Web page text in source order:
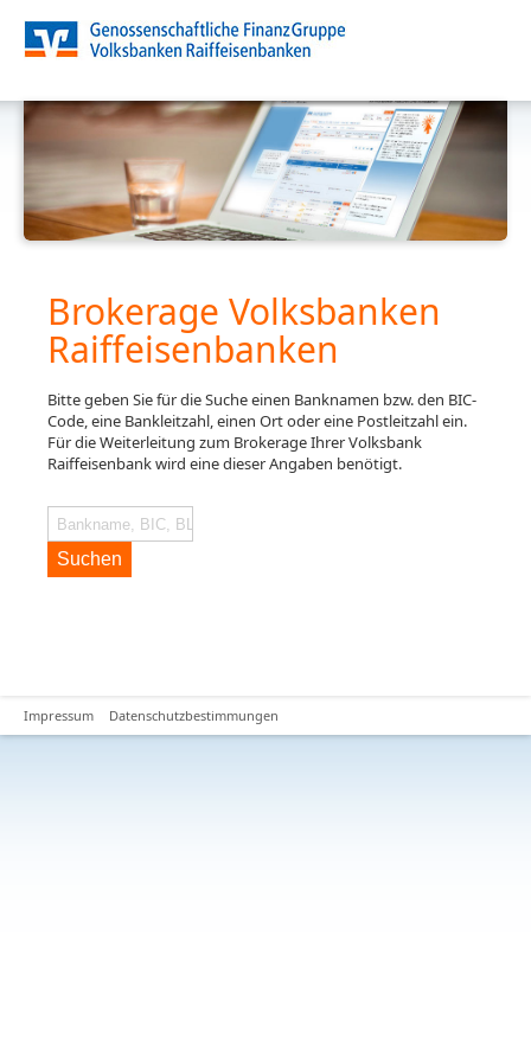
Brokerage Volksbanken
Raiffeisenbanken
Bitte geben Sie für die Suche einen Banknamen bzw. den BIC-
Code, eine Bankleitzahl, einen Ort oder eine Postleitzahl ein.
Für die Weiterleitung zum Brokerage Ihrer Volksbank
Raiffeisenbank wird eine dieser Angaben benötigt.
Suchen
Impressum Datenschutzbestimmungen